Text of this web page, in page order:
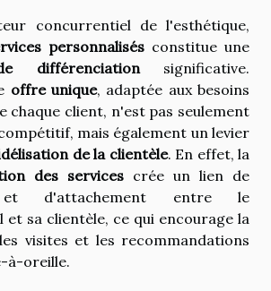
concurrentiel de l'esthétique,
personnalisés constitue une
différenciationsignificative.
offre unique, adaptée aux besoins
chaque client, n'est pas seulement
mais également un levier
de la clientèle. En effet, la
des services crée un lien de
et d'attachement entre le
et sa clientèle, ce qui encourage la
visites et les recommandations
à-oreille.